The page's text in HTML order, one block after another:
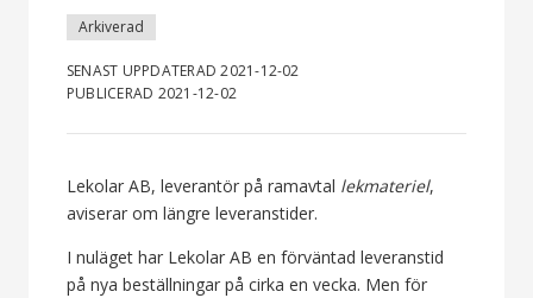
Arkiverad
SENAST UPPDATERAD 2021-12-02
PUBLICERAD 2021-12-02
Lekolar AB, leverantör på ramavtal lekmateriel,
aviserar om längre leveranstider.
I nuläget har Lekolar AB en förväntad leveranstid
på nya beställningar på cirka en vecka. Men för